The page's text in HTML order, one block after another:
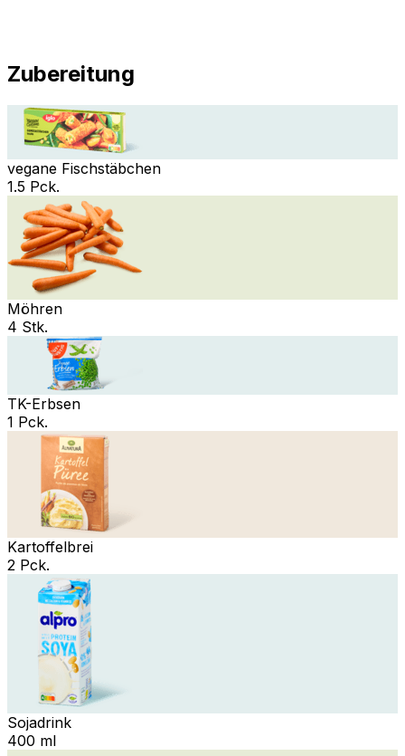
Zubereitung
vegane Fischstäbchen
1.5 Pck.
Möhren
4 Stk.
TK-Erbsen
1 Pck.
Kartoffelbrei
2 Pck.
Sojadrink
400 ml